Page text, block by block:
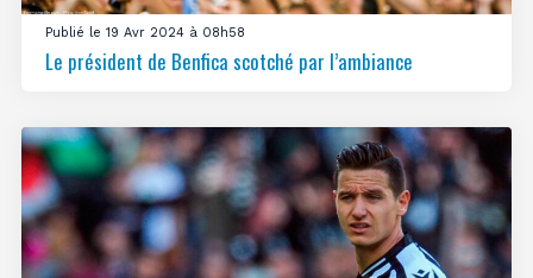
Publié le 19 Avr 2024 à 08h58
Le président de Benfica scotché par l’ambiance